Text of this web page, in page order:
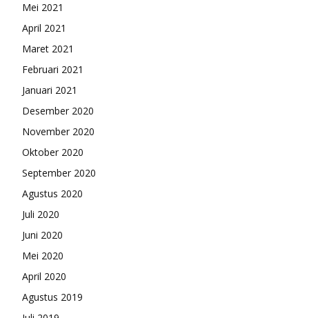
Mei 2021
April 2021
Maret 2021
Februari 2021
Januari 2021
Desember 2020
November 2020
Oktober 2020
September 2020
Agustus 2020
Juli 2020
Juni 2020
Mei 2020
April 2020
Agustus 2019